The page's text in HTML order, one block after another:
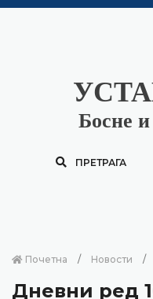
Босне
ПРЕТРАГА
Почетна Новости
Дневни ред